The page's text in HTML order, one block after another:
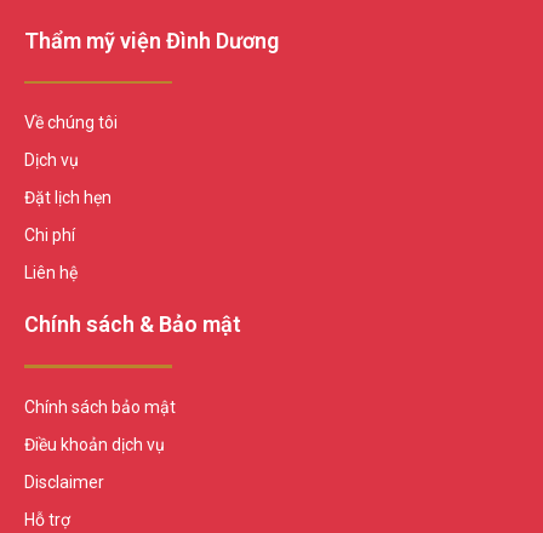
Thẩm mỹ viện Đình Dương
Về chúng tôi
Dịch vụ
Đặt lịch hẹn
Chi phí
Liên hệ
Chính sách & Bảo mật
Chính sách bảo mật
Điều khoản dịch vụ
Disclaimer
Hỗ trợ